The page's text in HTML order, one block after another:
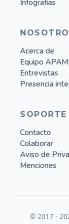
Infografías
Acerca de
Equipo
Entrevistas
Presencia
Contacto
Colaborar
Aviso de
Menciones
© 2017 -